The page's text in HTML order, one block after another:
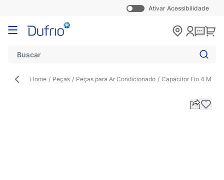
Ativar Acessibilidade
Pular para o conteúdo
Home / Peças / Peças para Ar Condicionado / Capacitor Fio 4 MFD